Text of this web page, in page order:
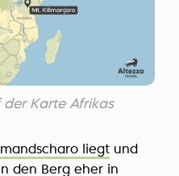
Karte Afrikas
liegt und
den Berg eher in